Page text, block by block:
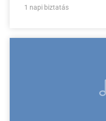
1 napi biztatás